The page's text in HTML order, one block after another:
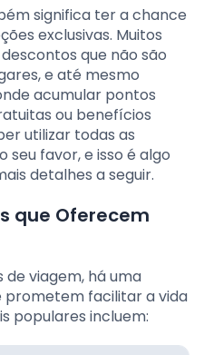
significa ter a chance
exclusivas. Muitos
que não são
e até mesmo
acumular pontos
ou benefícios
utilizar todas as
favor, e isso é algo
detalhes a seguir.
que Oferecem
viagem, há uma
prometem facilitar a vida
populares incluem: